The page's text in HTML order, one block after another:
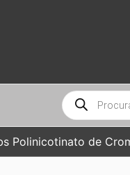
Pesquisar
produtos
Polinicotinato de